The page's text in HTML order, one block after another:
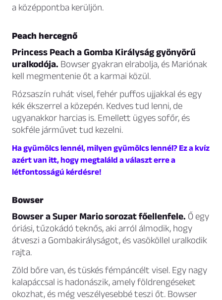
a középpontba kerüljön.
Peach hercegnő
Princess Peach a Gomba Királyság gyönyörű
uralkodója. Bowser gyakran elrabolja, és Mariónak
kell megmentenie őt a karmai közül.
Rózsaszín ruhát visel, fehér puffos ujjakkal és egy
kék ékszerrel a közepén. Kedves tud lenni, de
ugyanakkor harcias is. Emellett ügyes sofőr, és
sokféle járművet tud kezelni.
Ha gyümölcs lennél, milyen gyümölcs lennél? Ez a kvíz
azért van itt, hogy megtaláld a választ erre a
létfontosságú kérdésre!
Bowser
Bowser a Super Mario sorozat főellenfele. Ő egy
óriási, tűzokádó teknős, aki arról álmodik, hogy
átveszi a Gombakirályságot, és vasököllel uralkodik
rajta.
Zöld bőre van, és tüskés fémpáncélt visel. Egy nagy
kalapáccsal is hadonászik, amely földrengéseket
okozhat, és még veszélyesebbé teszi őt. Bowser